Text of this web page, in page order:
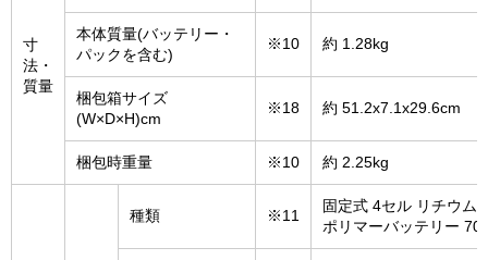
寸
法・
質量
本体質量(バッテリー・
パックを含む)
※10 約 1.28kg
梱包箱サイズ
(W×D×H)cm
※18 約 51.2x7.1x29.6cm
梱包時重量 ※10 約 2.25kg
種類 ※11
固定式 4セル リチウム
ポリマーバッテリー